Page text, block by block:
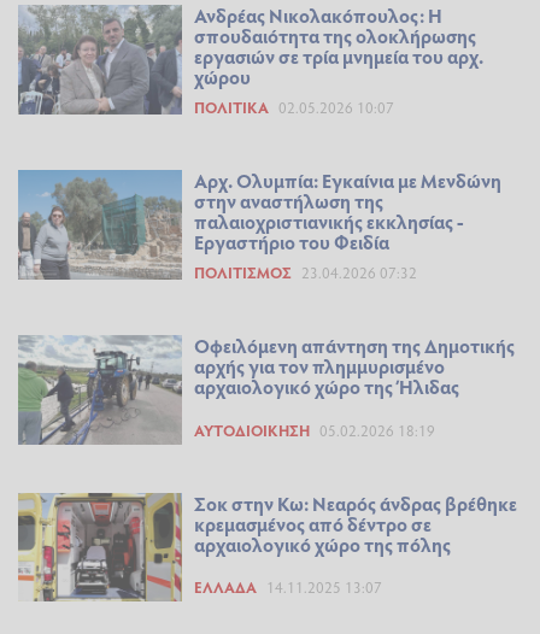
Ανδρέας Νικολακόπουλος: Η
σπουδαιότητα της ολοκλήρωσης
εργασιών σε τρία μνημεία του αρχ.
χώρου
ΠΟΛΙΤΙΚΆ 02.05.2026 10:07
Αρχ. Ολυμπία: Εγκαίνια με Μενδώνη
στην αναστήλωση της
παλαιοχριστιανικής εκκλησίας -
Εργαστήριο του Φειδία
ΠΟΛΙΤΙΣΜΌΣ 23.04.2026 07:32
Οφειλόμενη απάντηση της Δημοτικής
αρχής για τον πλημμυρισμένο
αρχαιολογικό χώρο της Ήλιδας
ΑΥΤΟΔΙΟΊΚΗΣΗ 05.02.2026 18:19
Σοκ στην Κω: Νεαρός άνδρας βρέθηκε
κρεμασμένος από δέντρο σε
αρχαιολογικό χώρο της πόλης
ΕΛΛΆΔΑ 14.11.2025 13:07